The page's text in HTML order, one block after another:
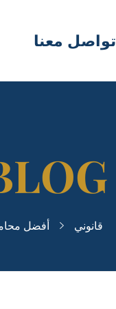
تواصل معنا
قانوني أفضل